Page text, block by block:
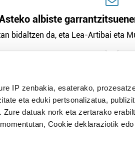
IP zenbakia, esaterako,
eta eduki pertsonalizatua,
datuak nork eta zertarako
Cookie deklaraziotik
albiste
bidaltzen da, eta Lea-Artibai eta